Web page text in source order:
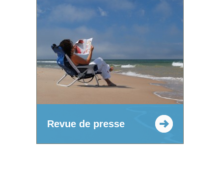
Revue de presse